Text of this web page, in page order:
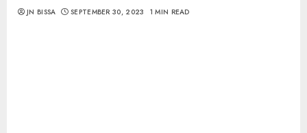
JN BISSA SEPTEMBER 30, 2023 1 MIN READ